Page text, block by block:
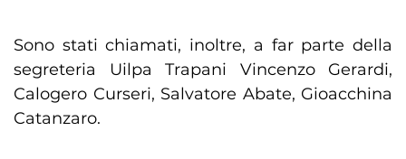
Sono stati chiamati, inoltre, a far parte della
segreteria Uilpa Trapani Vincenzo Gerardi,
Calogero Curseri, Salvatore Abate, Gioacchina
Catanzaro.